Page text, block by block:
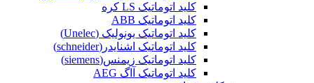
کلید اتوماتیک LS کره
کلید اتوماتیک ABB
کلید اتوماتیک یونولیک (Unelec)
کلید اتوماتیک اشنایدر(schneider)
کلید اتوماتیک زیمنس(siemens)
کلید اتوماتیک آاگ AEG